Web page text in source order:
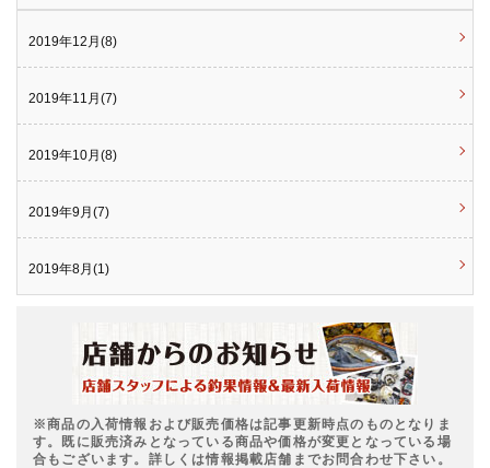
2019年12月(8)
2019年11月(7)
2019年10月(8)
2019年9月(7)
2019年8月(1)
※商品の入荷情報および販売価格は記事更新時点のものとなりま
す。既に販売済みとなっている商品や価格が変更となっている場
合もございます。詳しくは情報掲載店舗までお問合わせ下さい。